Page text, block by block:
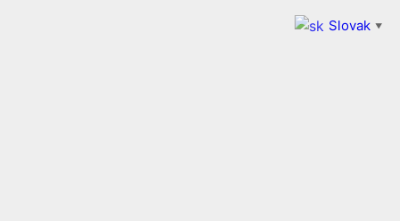
Slovak ▼